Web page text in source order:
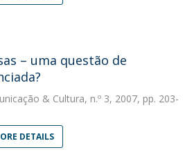
– uma questão de
& Cultura, n.º 3, 2007, pp. 203-
DETAILS